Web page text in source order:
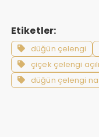
Etiketler:
düğün çelengi
çiçek çelengi
düğün çelengi